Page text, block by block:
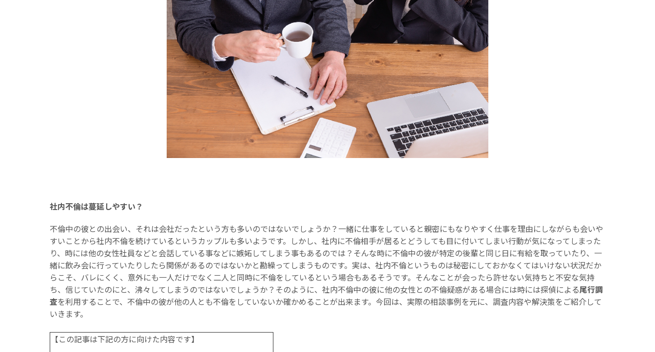
社内不倫は蔓延しやすい？
不倫中の彼との出会い、それは会社だったという方も多いのではないでしょうか？一緒に仕事をしていると親密にもなりやすく仕事を理由にしながらも会いや
すいことから社内不倫を続けているというカップルも多いようです。しかし、社内に不倫相手が居るとどうしても目に付いてしまい行動が気になってしまった
り、時には他の女性社員などと会話している事などに嫉妬してしまう事もあるのでは？そんな時に不倫中の彼が特定の後輩と同じ日に有給を取っていたり、一
緒に飲み会に行っていたりしたら関係があるのではないかと勘繰ってしまうものです。実は、社内不倫というものは秘密にしておかなくてはいけない状況だか
らこそ、バレにくく、意外にも一人だけでなく二人と同時に不倫をしているという場合もあるそうです。そんなことが会ったら許せない気持ちと不安な気持
ち、信じていたのにと、沸々してしまうのではないでしょうか？そのように、社内不倫中の彼に他の女性との不倫疑惑がある場合には時には探偵による尾行調
査を利用することで、不倫中の彼が他の人とも不倫をしていないか確かめることが出来ます。今回は、実際の相談事例を元に、調査内容や解決策をご紹介して
いきます。
【この記事は下記の方に向けた内容です】